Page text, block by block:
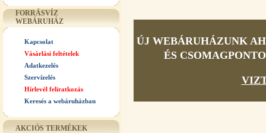
FORRÁSVÍZ
WEBÁRUHÁZ
Kapcsolat
Vásárlási feltételek
Adatkezelés
Szervízelés
Hírlevél feliratkozás
Keresés a webáruházban
AKCIÓS TERMÉKEK
ÚJ WEBÁRUHÁZUNK
ÉS